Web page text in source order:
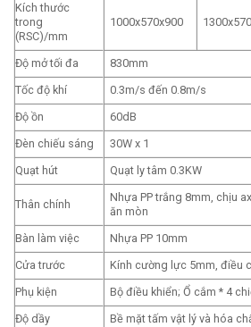
Kích thước
trong
(RSC)/mm
1000x570x900
Độ mở tối đa
830mm
Tốc độ khí
0.3m/s đến 0.8m/s
Độ ồn
60dB
Đèn chiếu sáng
30W x 1
Quạt hút
Quạt ly tâm 0.3KW
Thân chính
Nhựa PP trắng 8mm, chịu
ăn mòn
Bàn làm việc
Nhựa PP 10mm
Cửa trước
Kính cường lực 5mm, điều
Phụ kiện
Bộ điều khiển; Ổ cắm * 4
Độ dầy
Bề mặt tấm vật lý và hóa